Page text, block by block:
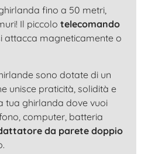
fino a 50 metri,
Il piccolo telecomando
attacca magneticamente o
sono dotate di un
unisce praticità, solidità e
tua ghirlanda dove vuoi
computer, batteria
da parete doppio